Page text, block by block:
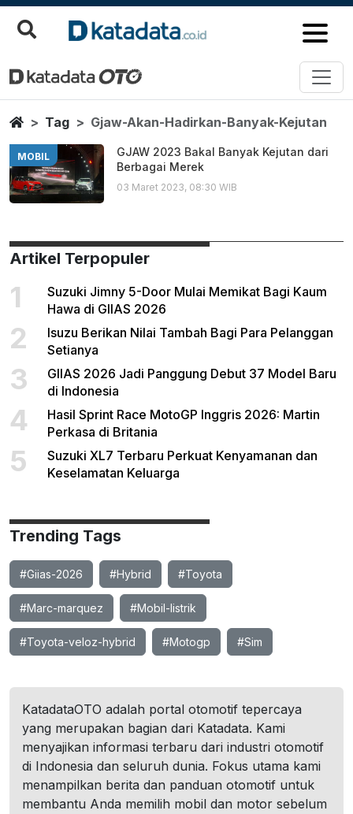
Gjaw Akan Hadirkan Banyak
Berita Terbaru
HomeTag Gjaw-Akan-Hadirkan-Banyak-Kejutan
MOBIL
GJAW 2023 Bakal Banyak Kejutan dari
Berbagai Merek
03 Maret 2023, 08:30 WIB
Artikel Terpopuler
1
Suzuki Jimny 5-Door Mulai Memikat Bagi Kaum
Hawa di GIIAS 2026
2
Isuzu Berikan Nilai Tambah Bagi Para Pelanggan
Setianya
3
GIIAS 2026 Jadi Panggung Debut 37 Model Baru
di Indonesia
4
Hasil Sprint Race MotoGP Inggris 2026: Martin
Perkasa di Britania
5
Suzuki XL7 Terbaru Perkuat Kenyamanan dan
Keselamatan Keluarga
Trending Tags
#Giias-2026 #Hybrid #Toyota
#Marc-marquez #Mobil-listrik
#Toyota-veloz-hybrid #Motogp #Sim
KatadataOTO adalah portal otomotif tepercaya
yang merupakan bagian dari Katadata. Kami
menyajikan informasi terbaru dari industri otomotif
di Indonesia dan seluruh dunia. Fokus utama kami
menampilkan berita dan panduan otomotif untuk
membantu Anda memilih mobil dan motor sebelum